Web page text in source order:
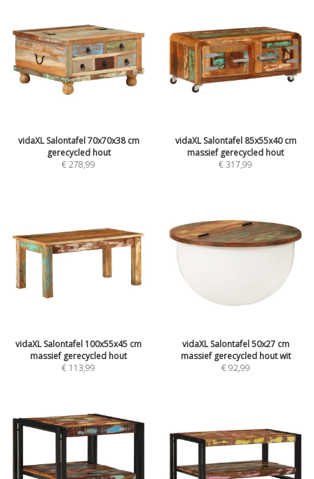
vidaXL Salontafel 70x70x38 cm
gerecycled hout
€278,99
vidaXL Salontafel 85x55x40 cm
massief gerecycled hout
€317,99
vidaXL Salontafel 100x55x45 cm
massief gerecycled hout
€ 113,99
vidaXL Salontafel 50x27 cm
massief gerecycled hout wit
€92,99